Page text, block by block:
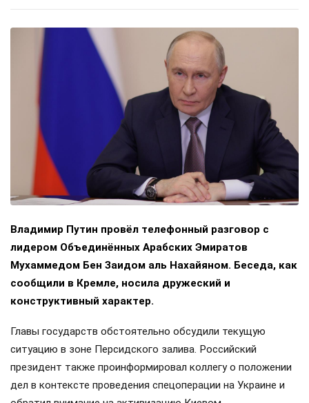
Владимир Путин провёл телефонный разговор с
лидером Объединённых Арабских Эмиратов
Мухаммедом Бен Заидом аль Нахайяном. Беседа, как
сообщили в Кремле, носила дружеский и
конструктивный характер.
Главы государств обстоятельно обсудили текущую
ситуацию в зоне Персидского залива. Российский
президент также проинформировал коллегу о положении
дел в контексте проведения спецоперации на Украине и